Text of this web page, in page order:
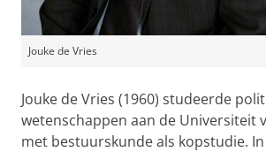
Jouke de Vries
Jouke de Vries (1960) studeerde
wetenschappen aan de Universiteit
met bestuurskunde als kopstudie.